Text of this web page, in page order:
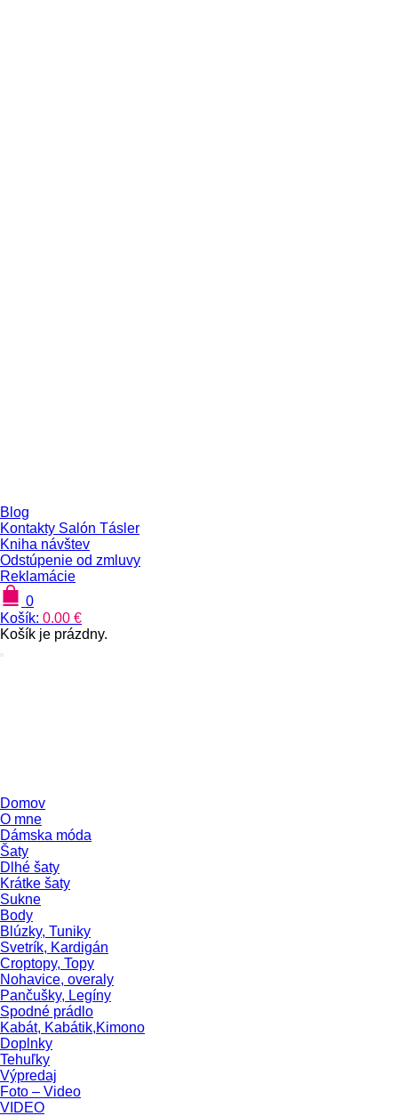
Blog
Kontakty Salón Tásler
Kniha návštev
Odstúpenie od zmluvy
Reklamácie
0
Košík: 0.00 €
Košík je prázdny.
Domov
O mne
Dámska móda
Šaty
Dlhé šaty
Krátke šaty
Sukne
Body
Blúzky, Tuniky
Svetrík, Kardigán
Croptopy, Topy
Nohavice, overaly
Pančušky, Legíny
Spodné prádlo
Kabát, Kabátik,Kimono
Doplnky
Tehuľky
Výpredaj
Foto – Video
VIDEO